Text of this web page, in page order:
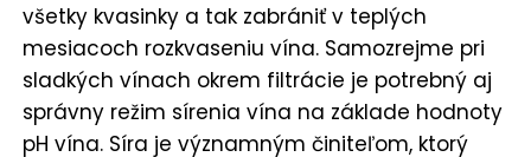
všetky kvasinky a tak zabrániť v teplých
mesiacoch rozkvaseniu vína. Samozrejme pri
sladkých vínach okrem filtrácie je potrebný aj
správny režim sírenia vína na základe hodnoty
pH vína. Síra je významným činiteľom, ktorý